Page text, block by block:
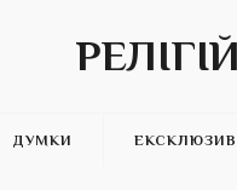
ДУМКИ ЕКСКЛЮЗИВ